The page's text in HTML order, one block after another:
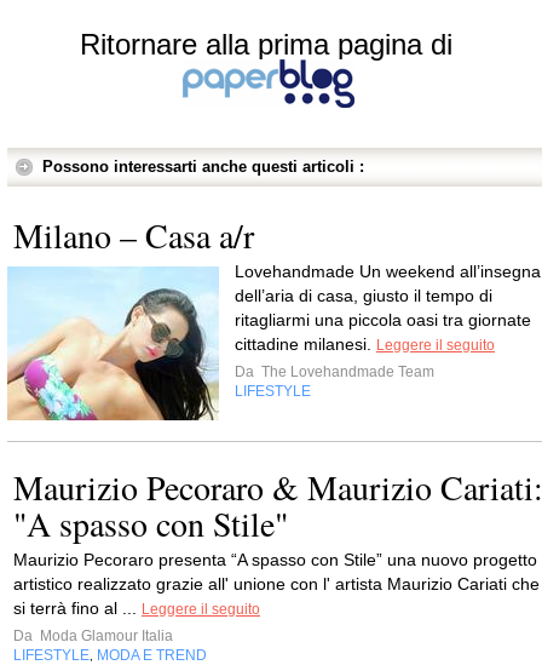
Ritornare alla prima pagina di
Possono interessarti anche questi articoli :
Milano – Casa a/r
Lovehandmade Un weekend all’insegna
dell’aria di casa, giusto il tempo di
ritagliarmi una piccola oasi tra giornate
cittadine milanesi.
Leggere il seguito
Da The Lovehandmade Team
LIFESTYLE
Maurizio Pecoraro & Maurizio Cariati:
"A spasso con Stile"
Maurizio Pecoraro presenta “A spasso con Stile” una nuovo progetto
artistico realizzato grazie all' unione con l' artista Maurizio Cariati che
si terrà fino al ...
Leggere il seguito
Da Moda Glamour Italia
LIFESTYLE MODA E TREND